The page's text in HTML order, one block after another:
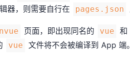
器，则需要自行在
pages.json
nvue 页面，即出现同名的 vue 和
vue
文件将不会被编译到 App 端